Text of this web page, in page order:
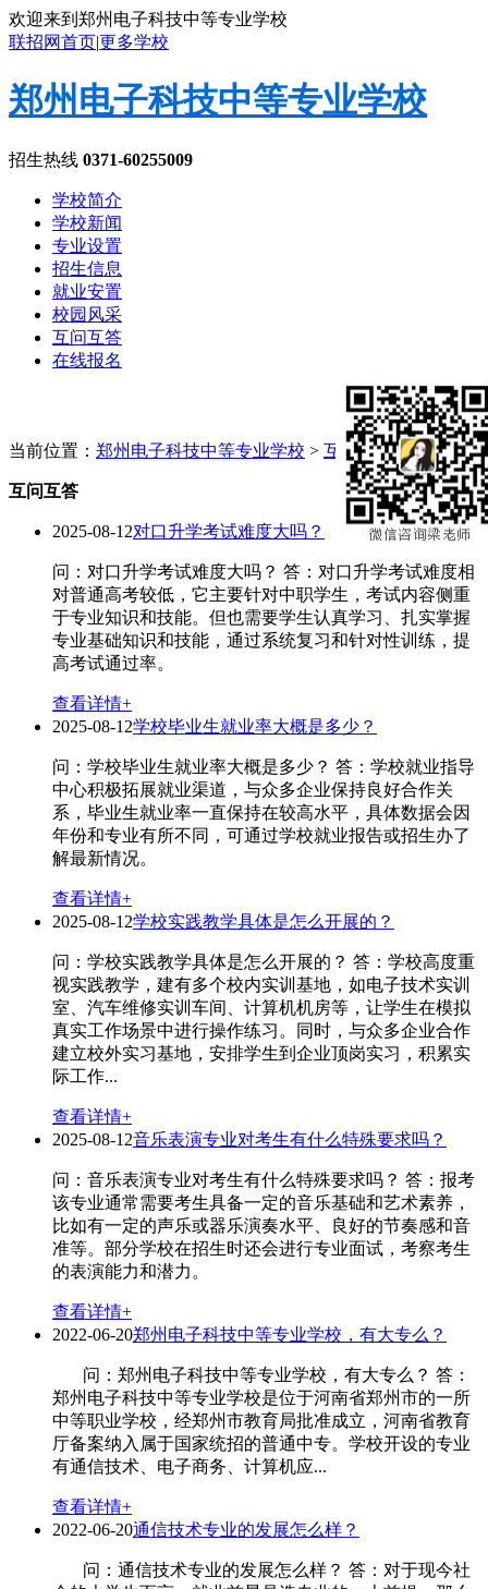
欢迎来到郑州电子科技中等专业学校
联招网首页|更多学校
郑州电子科技中等专业学校
招生热线 0371-60255009
学校简介
学校新闻
专业设置
招生信息
就业安置
校园风采
互问互答
在线报名
当前位置： 郑州电子科技中等专业学校 > 互问互答
互问互答
2025-08-12对口升学考试难度大吗？
问：对口升学考试难度大吗？ 答：对口升学考试难度相
对普通高考较低，它主要针对中职学生，考试内容侧重
于专业知识和技能。但也需要学生认真学习、扎实掌握
专业基础知识和技能，通过系统复习和针对性训练，提
高考试通过率。
查看详情+
2025-08-12学校毕业生就业率大概是多少？
问：学校毕业生就业率大概是多少？ 答：学校就业指导
中心积极拓展就业渠道，与众多企业保持良好合作关
系，毕业生就业率一直保持在较高水平，具体数据会因
年份和专业有所不同，可通过学校就业报告或招生办了
解最新情况。
查看详情+
2025-08-12学校实践教学具体是怎么开展的？
问：学校实践教学具体是怎么开展的？ 答：学校高度重
视实践教学，建有多个校内实训基地，如电子技术实训
室、汽车维修实训车间、计算机机房等，让学生在模拟
真实工作场景中进行操作练习。同时，与众多企业合作
建立校外实习基地，安排学生到企业顶岗实习，积累实
际工作...
查看详情+
2025-08-12音乐表演专业对考生有什么特殊要求吗？
问：音乐表演专业对考生有什么特殊要求吗？ 答：报考
该专业通常需要考生具备一定的音乐基础和艺术素养，
比如有一定的声乐或器乐演奏水平、良好的节奏感和音
准等。部分学校在招生时还会进行专业面试，考察考生
的表演能力和潜力。
查看详情+
2022-06-20郑州电子科技中等专业学校，有大专么？
问：郑州电子科技中等专业学校，有大专么？ 答：
郑州电子科技中等专业学校是位于河南省郑州市的一所
中等职业学校，经郑州市教育局批准成立，河南省教育
厅备案纳入属于国家统招的普通中专。学校开设的专业
有通信技术、电子商务、计算机应...
查看详情+
2022-06-20通信技术专业的发展怎么样？
问：通信技术专业的发展怎么样？ 答：对于现今社